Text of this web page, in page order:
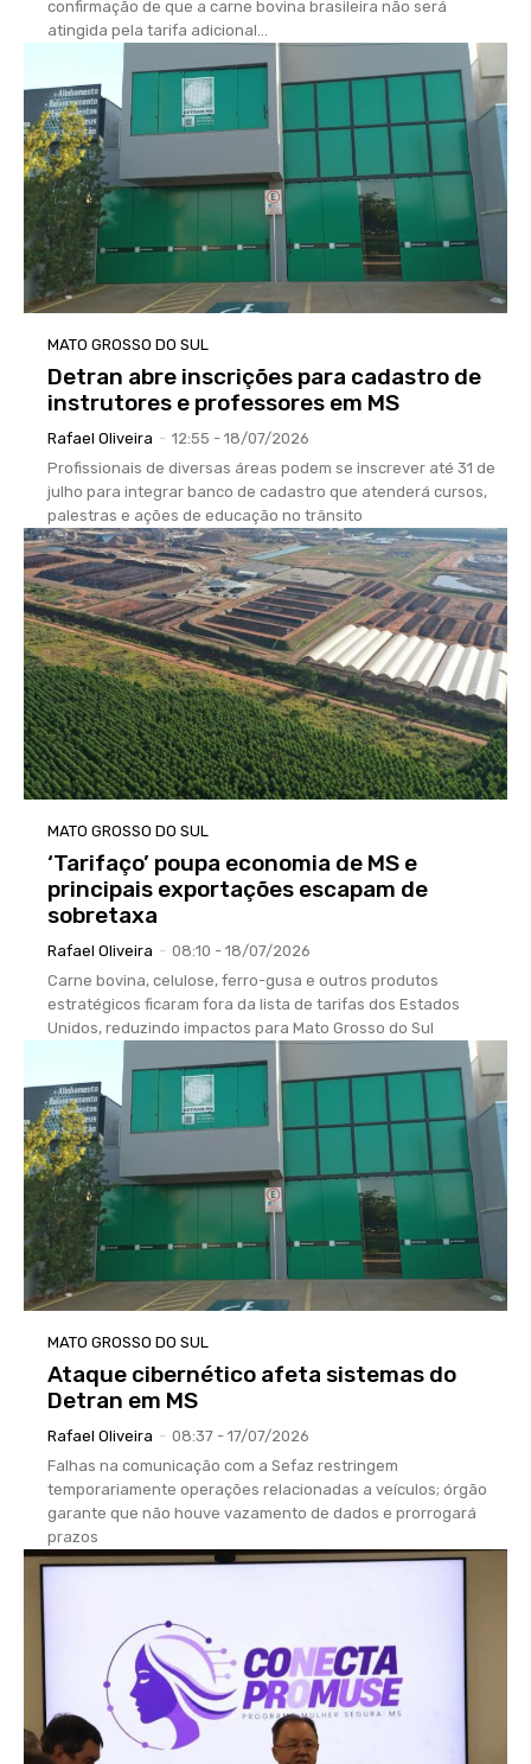
confirmação de que a carne bovina brasileira não será
atingida pela tarifa adicional...
MATO GROSSO DO SUL
Detran abre inscrições para cadastro de
instrutores e professores em MS
Rafael Oliveira - 12:55 - 18/07/2026
Profissionais de diversas áreas podem se inscrever até 31 de
julho para integrar banco de cadastro que atenderá cursos,
palestras e ações de educação no trânsito
MATO GROSSO DO SUL
‘Tarifaço’ poupa economia de MS e
principais exportações escapam de
sobretaxa
Rafael Oliveira - 08:10 - 18/07/2026
Carne bovina, celulose, ferro-gusa e outros produtos
estratégicos ficaram fora da lista de tarifas dos Estados
Unidos, reduzindo impactos para Mato Grosso do Sul
MATO GROSSO DO SUL
Ataque cibernético afeta sistemas do
Detran em MS
Rafael Oliveira - 08:37 - 17/07/2026
Falhas na comunicação com a Sefaz restringem
temporariamente operações relacionadas a veículos; órgão
garante que não houve vazamento de dados e prorrogará
prazos